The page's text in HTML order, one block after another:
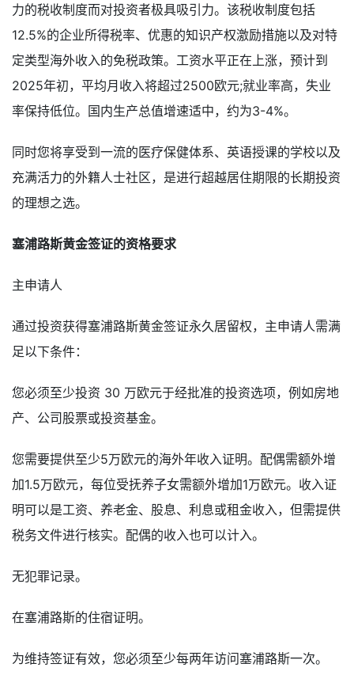
力的税收制度而对投资者极具吸引力。该税收制度包括
12.5%的企业所得税率、优惠的知识产权激励措施以及对特
定类型海外收入的免税政策。工资水平正在上涨，预计到
2025年初，平均月收入将超过2500欧元;就业率高，失业
率保持低位。国内生产总值增速适中，约为3-4%。
同时您将享受到一流的医疗保健体系、英语授课的学校以及
充满活力的外籍人士社区，是进行超越居住期限的长期投资
的理想之选。
塞浦路斯黄金签证的资格要求
主申请人
通过投资获得塞浦路斯黄金签证永久居留权，主申请人需满
足以下条件：
您必须至少投资 30 万欧元于经批准的投资选项，例如房地
产、公司股票或投资基金。
您需要提供至少5万欧元的海外年收入证明。配偶需额外增
加1.5万欧元，每位受抚养子女需额外增加1万欧元。收入证
明可以是工资、养老金、股息、利息或租金收入，但需提供
税务文件进行核实。配偶的收入也可以计入。
无犯罪记录。
在塞浦路斯的住宿证明。
为维持签证有效，您必须至少每两年访问塞浦路斯一次。